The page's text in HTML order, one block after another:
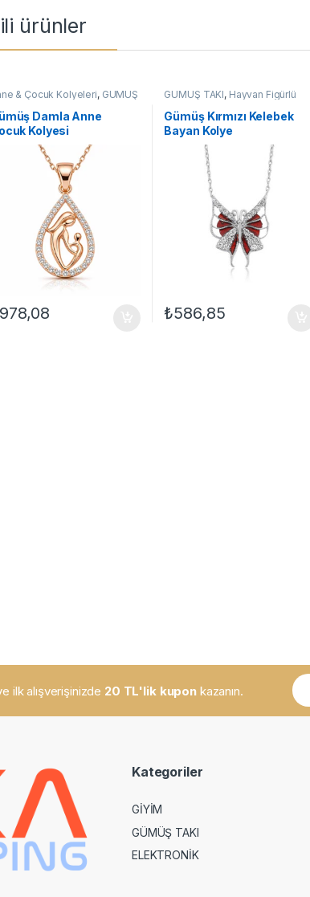
ürünler
& Çocuk Kolyeleri, GÜMÜŞ
Kadın Kolyeleri Kolye
Damla Anne
Kolyesi
978,08
GÜMÜŞ TAKI, Hayvan Figürlü
Kolyeler
Kadın Kolyeleri,
Kelebek Kolyeler, Kolye
Gümüş Kırmızı Kelebek
Bayan Kolye
₺586,85
ilk alışverişinizde 20 TL'lik kuponkazanın.
E
m
Kategoriler
GİYİM
GÜMÜŞ TAKI
ELEKTRONİK